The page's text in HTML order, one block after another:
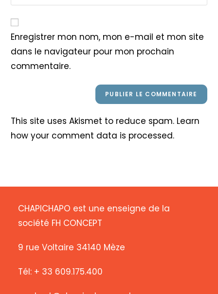
comment
l’URL
votre
site
(facultatif)
Enregistrer mon nom, mon e-mail et mon site
dans le navigateur pour mon prochain
commentaire.
This site uses Akismet to reduce spam. Learn
how your comment data is processed.
CHAPICHAPO est une enseigne de la
société FH CONCEPT
9 rue Voltaire 34140 Mèze
Tél: + 33 609.175.400